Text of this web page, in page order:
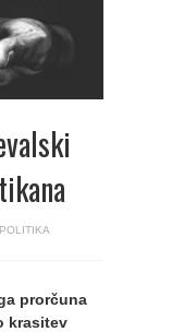
prorčuna
krasitev